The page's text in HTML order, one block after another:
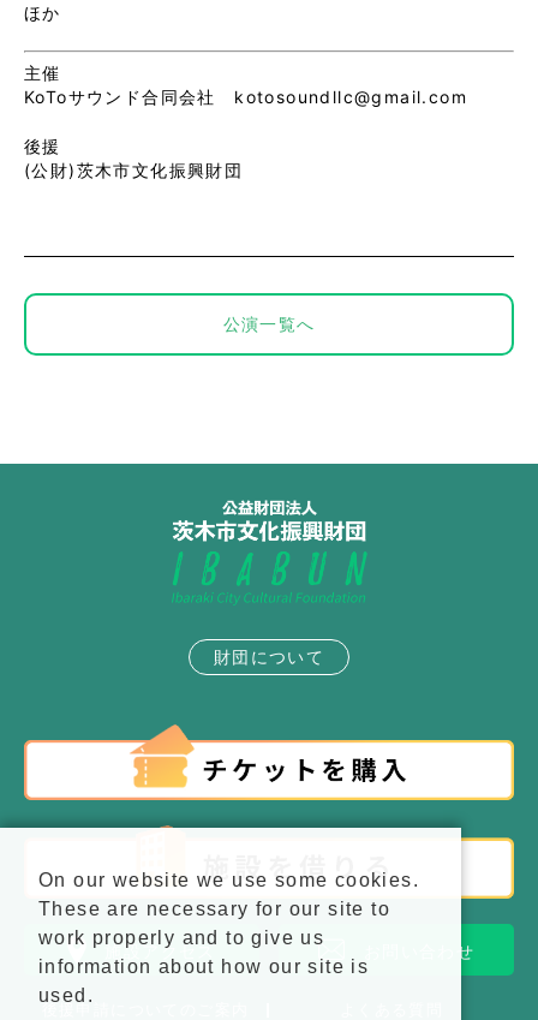
ほか
主催
KoToサウンド合同会社 kotosoundllc@gmail.com
後援
(公財)茨木市文化振興財団
公演一覧へ
財団について
施設アクセス お問い合わせ
On our website we use some cookies.
These are necessary for our site to
work properly and to give us
information about how our site is
used.